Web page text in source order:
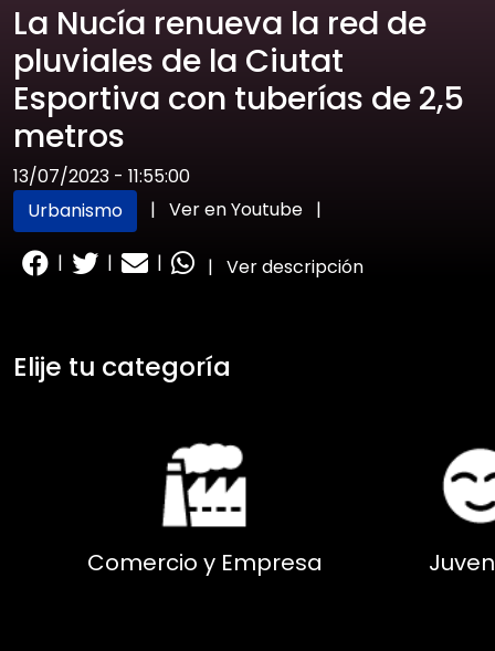
La Nucía renueva la red de
pluviales de la Ciutat
Esportiva con tuberías de 2,5
metros
13/07/2023 - 11:55:00
Urbanismo
| Ver en Youtube |
| | | | Ver descripción
Elije tu categoría
Comercio y Empresa